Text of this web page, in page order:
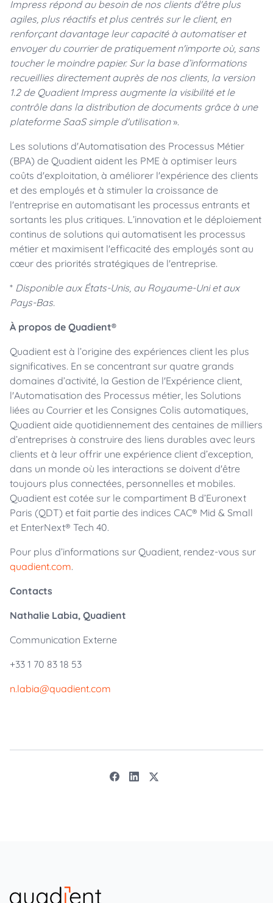
Impress répond au besoin de nos clients d'être plus
agiles, plus réactifs et plus centrés sur le client, en
renforçant davantage leur capacité à automatiser et
envoyer du courrier de pratiquement n'importe où, sans
toucher le moindre papier. Sur la base d’informations
recueillies directement auprès de nos clients, la version
1.2 de Quadient Impress augmente la visibilité et le
contrôle dans la distribution de documents grâce à une
plateforme SaaS simple d'utilisation».
Les solutions d'Automatisation des Processus Métier
(BPA) de Quadient aident les PME à optimiser leurs
coûts d'exploitation, à améliorer l'expérience des clients
et des employés et à stimuler la croissance de
l'entreprise en automatisant les processus entrants et
sortants les plus critiques. L’innovation et le déploiement
continus de solutions qui automatisent les processus
métier et maximisent l'efficacité des employés sont au
cœur des priorités stratégiques de l'entreprise.
* Disponible aux États-Unis, au Royaume-Uni et aux
Pays-Bas.
À propos de Quadient®
Quadient est à l’origine des expériences client les plus
significatives. En se concentrant sur quatre grands
domaines d’activité, la Gestion de l'Expérience client,
l'Automatisation des Processus métier, les Solutions
liées au Courrier et les Consignes Colis automatiques,
Quadient aide quotidiennement des centaines de milliers
d’entreprises à construire des liens durables avec leurs
clients et à leur offrir une expérience client d’exception,
dans un monde où les interactions se doivent d'être
toujours plus connectées, personnelles et mobiles.
Quadient est cotée sur le compartiment B d’Euronext
Paris (QDT) et fait partie des indices CAC® Mid & Small
et EnterNext® Tech 40.
Pour plus d’informations sur Quadient, rendez-vous sur
quadient.com.
Contacts
Nathalie Labia, Quadient
Communication Externe
+33 1 70 83 18 53
n.labia@quadient.com